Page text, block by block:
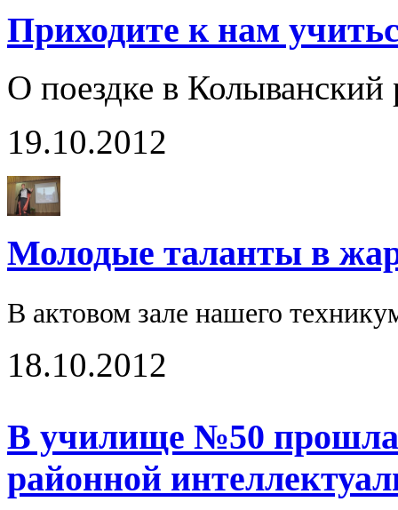
Приходите к нам
О поездке в
19.10.2012
Молодые таланты в
В актовом зале нашего
18.10.2012
В училище №50 прошла
районной